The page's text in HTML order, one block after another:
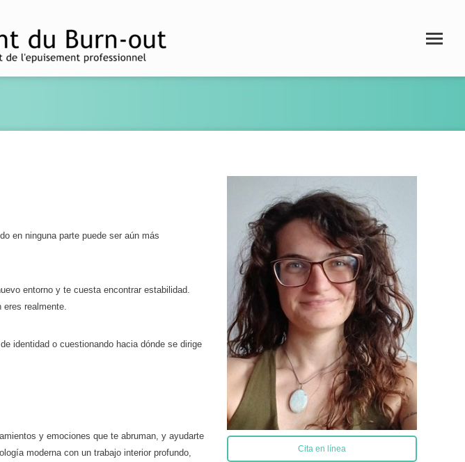
en ninguna parte puede ser aún más
entorno y te cuesta encontrar estabilidad.
realmente.
identidad o cuestionando hacia dónde se dirige
y emociones que te abruman, y ayudarte
moderna con un trabajo interior profundo,
Cita en línea